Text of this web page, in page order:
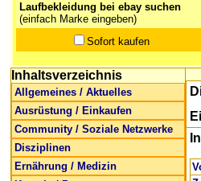
Laufbekleidung bei ebay suchen
(einfach Marke eingeben)
Sofort kaufen
Inhaltsverzeichnis
Allgemeines / Aktuelles
Ausrüstung / Einkaufen
Community / Soziale Netzwerke
Disziplinen
Ernährung / Medizin